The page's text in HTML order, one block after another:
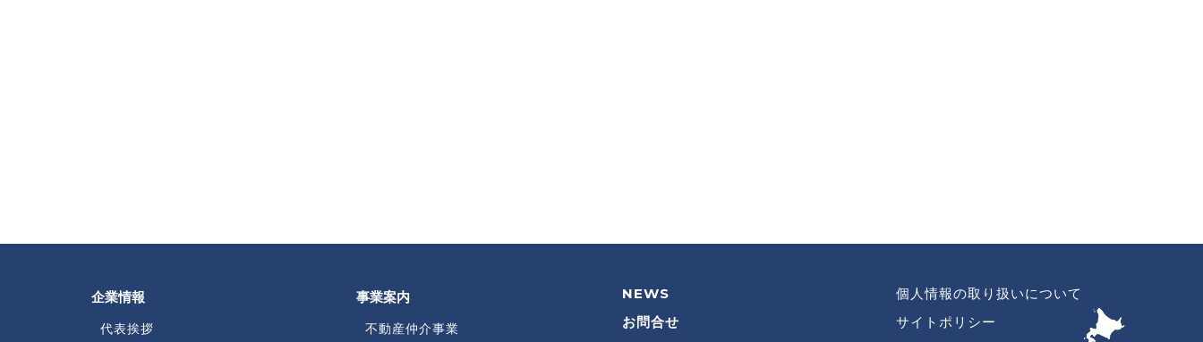
企業情報
代表挨拶
事業案内
不動産仲介事業
RECRUITMENT
NEWS
お問合せ
FOOTER
COLUMN
個人情報の取り扱いについて
サイトポリシー